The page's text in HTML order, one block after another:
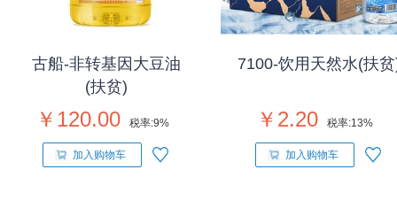
古船-非转基因大豆油
(扶贫)
￥120.00 税率:9%
加入购物车
7100-饮用天然水(扶
￥2.20 税率:13%
加入购物车